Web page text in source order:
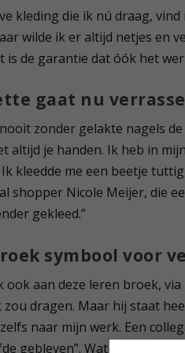
kleding die ik nú draag,
wilde ik er altijd netjes en
is de garantie dat óók het
gaat nu
zonder gelakte nagels
altijd je handen. Ik heb in
kleedde me een beetje
shopper Nicole Meijer, die
gekleed.”
symbool voor
ook aan deze leren broek,
dragen. Maar hij staat
naar mijn werk. Een
gebleven”. Wat een